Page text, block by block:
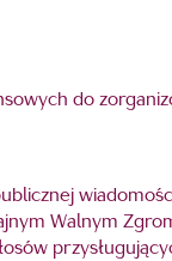
do
Walnym